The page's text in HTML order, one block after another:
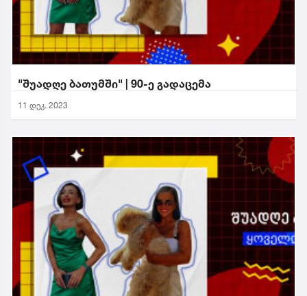
"შუადღე ბათუმში" | 90-ე გადაცემა
11 დეკ. 2023